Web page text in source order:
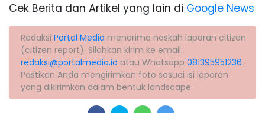
Cek Berita dan Artikel yang lain di Google News
Redaksi Portal Media menerima naskah laporan citizen
(citizen report). Silahkan kirim ke email:
redaksi@portalmedia.id atau Whatsapp 081395951236.
Pastikan Anda mengirimkan foto sesuai isi laporan
yang dikirimkan dalam bentuk landscape